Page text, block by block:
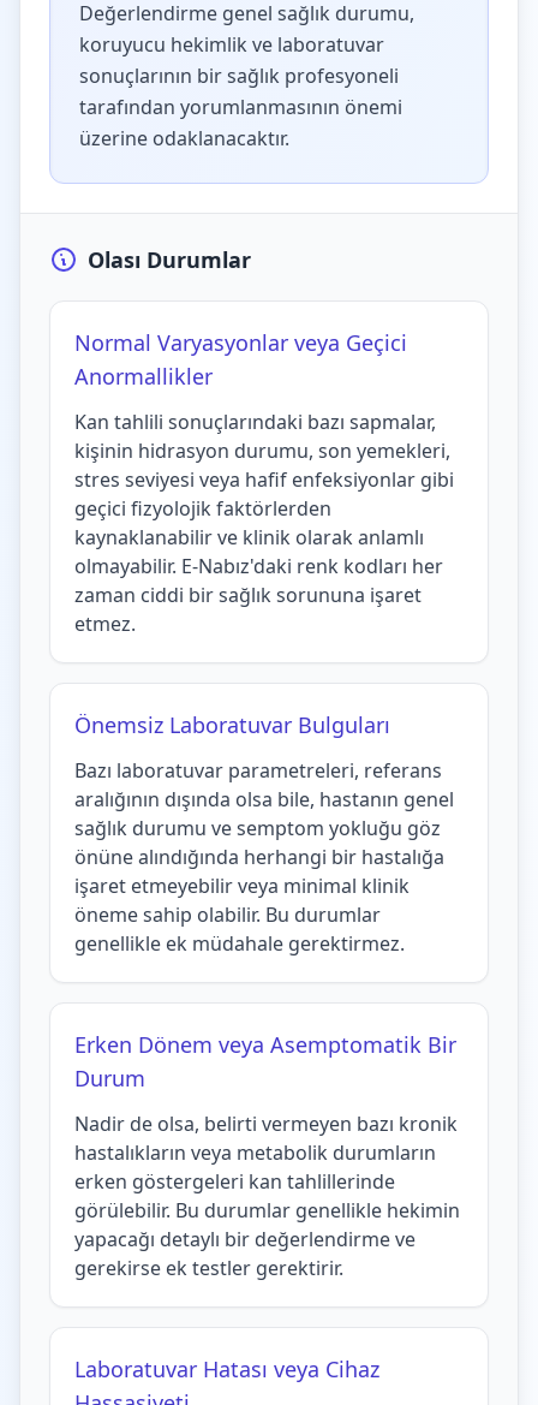
Değerlendirme genel sağlık durumu,
koruyucu hekimlik ve laboratuvar
sonuçlarının bir sağlık profesyoneli
tarafından yorumlanmasının önemi
üzerine odaklanacaktır.
Olası Durumlar
Normal Varyasyonlar veya Geçici
Anormallikler
Kan tahlili sonuçlarındaki bazı sapmalar,
kişinin hidrasyon durumu, son yemekleri,
stres seviyesi veya hafif enfeksiyonlar gibi
geçici fizyolojik faktörlerden
kaynaklanabilir ve klinik olarak anlamlı
olmayabilir. E-Nabız'daki renk kodları her
zaman ciddi bir sağlık sorununa işaret
etmez.
Önemsiz Laboratuvar Bulguları
Bazı laboratuvar parametreleri, referans
aralığının dışında olsa bile, hastanın genel
sağlık durumu ve semptom yokluğu göz
önüne alındığında herhangi bir hastalığa
işaret etmeyebilir veya minimal klinik
öneme sahip olabilir. Bu durumlar
genellikle ek müdahale gerektirmez.
Erken Dönem veya Asemptomatik Bir
Durum
Nadir de olsa, belirti vermeyen bazı kronik
hastalıkların veya metabolik durumların
erken göstergeleri kan tahlillerinde
görülebilir. Bu durumlar genellikle hekimin
yapacağı detaylı bir değerlendirme ve
gerekirse ek testler gerektirir.
Laboratuvar Hatası veya Cihaz